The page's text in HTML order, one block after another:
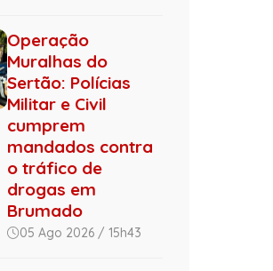
Operação
Muralhas do
Sertão: Polícias
Militar e Civil
cumprem
mandados contra
o tráfico de
drogas em
Brumado
05 Ago 2026 / 15h43